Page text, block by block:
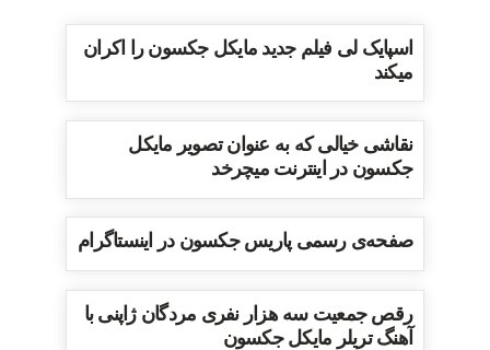
اسپایک لی فیلم جدید مایکل جکسون را اکران
میکند
نقاشی خیالی که به عنوان تصویر مایکل
جکسون در اینترنت میچرخد
صفحه‌ی رسمی پاریس جکسون در اینستاگرام
رقص جمعیت سه هزار نفری مردگان ژاپنی با
آهنگ تریلر مایکل جکسون